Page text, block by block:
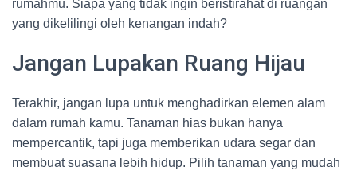
rumahmu. Siapa yang tidak ingin beristirahat di ruangan
yang dikelilingi oleh kenangan indah?
Jangan Lupakan Ruang Hijau
Terakhir, jangan lupa untuk menghadirkan elemen alam
dalam rumah kamu. Tanaman hias bukan hanya
mempercantik, tapi juga memberikan udara segar dan
membuat suasana lebih hidup. Pilih tanaman yang mudah